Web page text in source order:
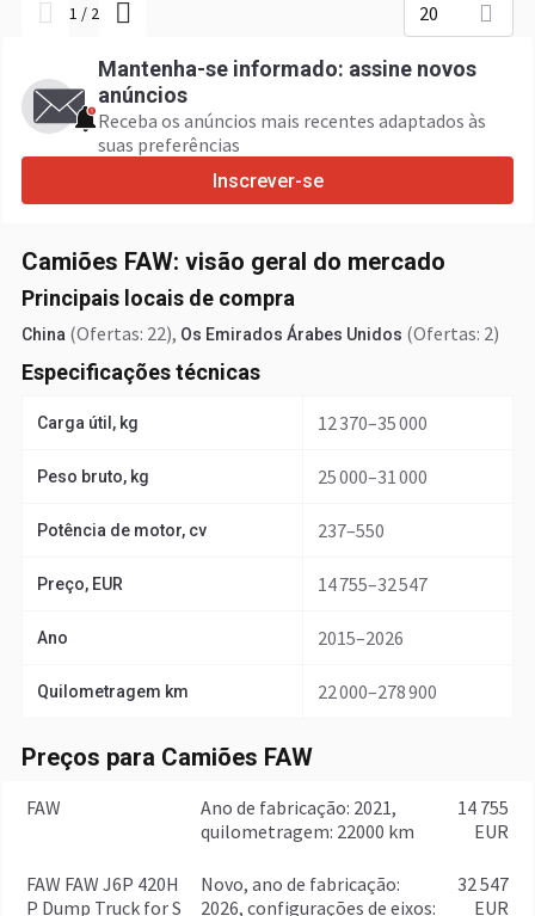
1 / 2 20
Mantenha-se informado: assine novos
anúncios
Receba os anúncios mais recentes adaptados às
suas preferências
Inscrever-se
Camiões FAW: visão geral do mercado
Principais locais de compra
China (Ofertas: 22), Os Emirados Árabes Unidos (Ofertas: 2)
Especificações técnicas
Carga útil, kg 12 370–35 000
Peso bruto, kg 25 000–31 000
Potência de motor, cv 237–550
Preço, EUR 14 755–32 547
Ano 2015–2026
Quilometragem km 22 000–278 900
Preços para Camiões FAW
FAW
ano de fabricação: 2021,
quilometragem: 22000 km
14 755
EUR
FAW FAW J6P 420H
P Dump Truck for S
Novo, ano de fabricação:
2026, configurações de eixos:
32 547
EUR